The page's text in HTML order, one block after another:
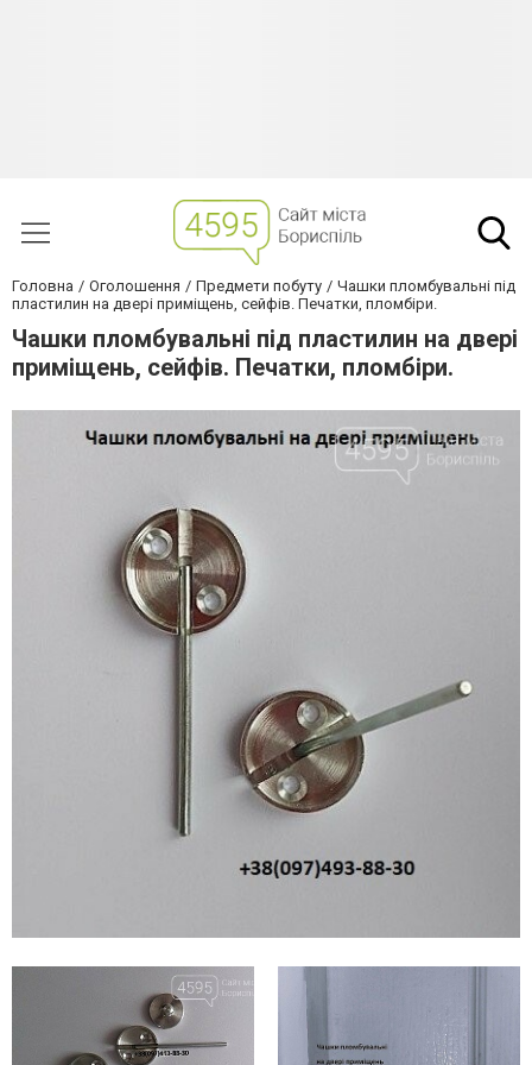
Головна Оголошення Предмети побуту
Чашки пломбувальні під
пластилин на двері приміщень, сейфів. Печатки, пломбіри.
Чашки пломбувальні під пластилин на двері
приміщень, сейфів. Печатки, пломбіри.